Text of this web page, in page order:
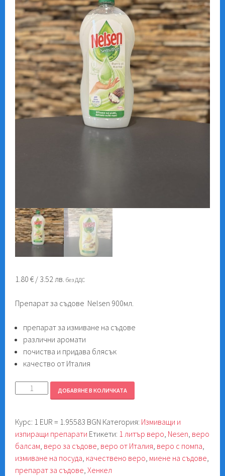
1.80€ / 3.52 лв.без ДДС
Препарат за съдове Nelsen 900мл.
препарат за измиване на съдове
различни аромати
почиства и придава блясък
качество oт Италия
количество
900мл.
ДОБАВЯНЕ В КОЛИЧКАТА
Курс: 1 EUR = 1.95583 BGN Категория: Измиващи и
изпиращи препарати Етикети: 1 литър веро, Nesen, веро
балсам, веро за съдове, веро от Италия, веро с помпа,
измиване на посуда, качествено веро, миене на съдове,
препарат за съдове,Хенкел